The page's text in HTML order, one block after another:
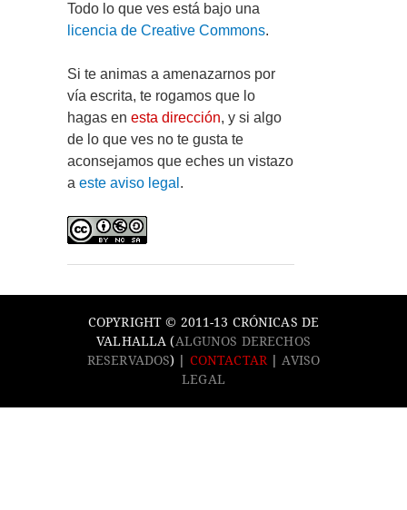
Todo lo que ves está bajo una
licencia de Creative Commons.
Si te animas a amenazarnos por
vía escrita, te rogamos que lo
hagas en esta dirección, y si algo
de lo que ves no te gusta te
aconsejamos que eches un vistazo
a este aviso legal .
COPYRIGHT © 2011-13 CRÓNICAS DE
VALHALLA (ALGUNOS DERECHOS
RESERVADOS) | CONTACTAR
AVISO
LEGAL